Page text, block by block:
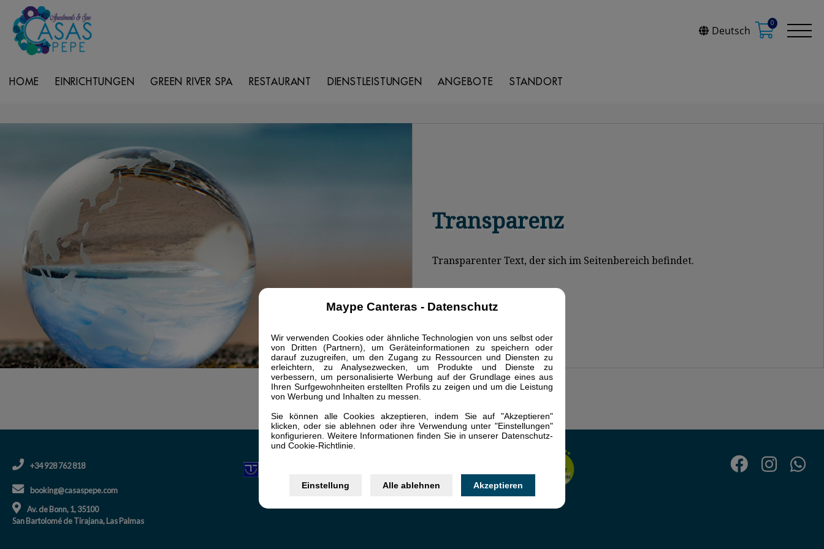
Maype Canteras - Datenschutz
Wir verwenden Cookies oder ähnliche Technologien von uns selbst oder
von Dritten (Partnern), um Geräteinformationen zu speichern oder
darauf zuzugreifen, um den Zugang zu Ressourcen und Diensten zu
erleichtern, zu Analysezwecken, um Produkte und Dienste zu
verbessern, um personalisierte Werbung auf der Grundlage eines aus
Ihren Surfgewohnheiten erstellten Profils zu zeigen und um die Leistung
von Werbung und Inhalten zu messen.
Sie können alle Cookies akzeptieren, indem Sie auf "Akzeptieren"
klicken, oder sie ablehnen oder ihre Verwendung unter "Einstellungen"
konfigurieren. Weitere Informationen finden Sie in unserer Datenschutz-
und Cookie-Richtlinie.
Einstellung Alle ablehnen Akzeptieren
Deutsch
0
HOME EINRICHTUNGEN GREEN RIVER SPA RESTAURANT DIENSTLEISTUNGEN ANGEBOTE STANDORT
Transparenz
Transparenter Text, der sich im Seitenbereich befindet.
+34 928 762 818
booking@casaspepe.com
Av. de Bonn, 1, 35100
San Bartolomé de Tirajana, Las Palmas